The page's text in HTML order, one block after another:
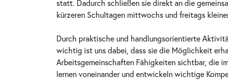
statt. Dadurch schließen sie direkt an die
kürzeren Schultagen mittwochs und freitags
Durch praktische und handlungsorientierte
wichtig ist uns dabei, dass sie die Möglichkeit
Arbeitsgemeinschaften Fähigkeiten sichtbar, die
lernen voneinander und entwickeln wichtige